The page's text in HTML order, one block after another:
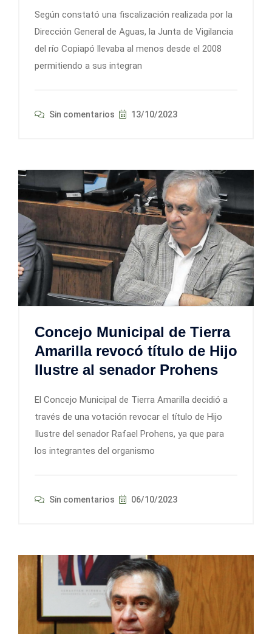
Según constató una fiscalización realizada por la
Dirección General de Aguas, la Junta de Vigilancia
del río Copiapó llevaba al menos desde el 2008
permitiendo a sus integran
Sin comentarios 13/10/2023
Concejo Municipal de Tierra
Amarilla revocó título de Hijo
Ilustre al senador Prohens
El Concejo Municipal de Tierra Amarilla decidió a
través de una votación revocar el título de Hijo
Ilustre del senador Rafael Prohens, ya que para
los integrantes del organismo
Sin comentarios 06/10/2023